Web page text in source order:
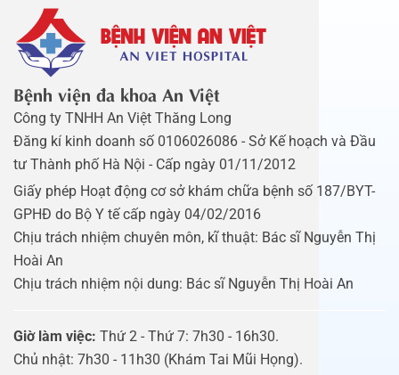
Bệnh viện đa khoa An Việt
Công ty TNHH An Việt Thăng Long
Đăng kí kinh doanh số 0106026086 - Sở Kế hoạch và Đầu
tư Thành phố Hà Nội - Cấp ngày 01/11/2012
Giấy phép Hoạt động cơ sở khám chữa bệnh số 187/BYT-
GPHĐ do Bộ Y tế cấp ngày 04/02/2016
Chịu trách nhiệm chuyên môn, kĩ thuật: Bác sĩ Nguyễn Thị
Hoài An
Chịu trách nhiệm nội dung: Bác sĩ Nguyễn Thị Hoài An
Giờ làm việc: Thứ 2 - Thứ 7: 7h30 - 16h30.
Chủ nhật: 7h30 - 11h30 (Khám Tai Mũi Họng).